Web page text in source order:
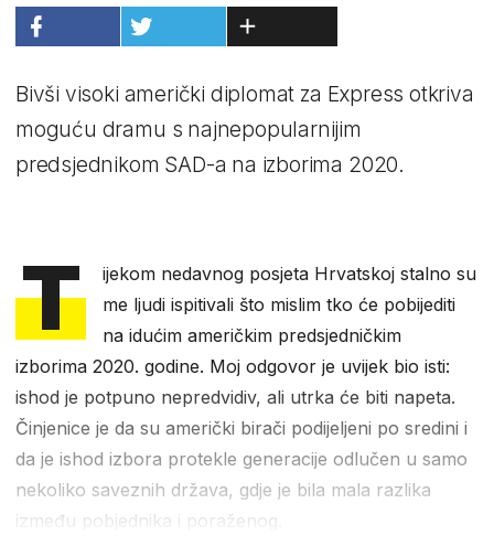
Bivši visoki američki diplomat za Express otkriva
moguću dramu s najnepopularnijim
predsjednikom SAD-a na izborima 2020.
T
ijekom nedavnog posjeta Hrvatskoj stalno su
me ljudi ispitivali što mislim tko će pobijediti
na idućim američkim predsjedničkim
izborima 2020. godine. Moj odgovor je uvijek bio isti:
ishod je potpuno nepredvidiv, ali utrka će biti napeta.
Činjenice je da su američki birači podijeljeni po sredini i
da je ishod izbora protekle generacije odlučen u samo
nekoliko saveznih država, gdje je bila mala razlika
između pobjednika i poraženog.